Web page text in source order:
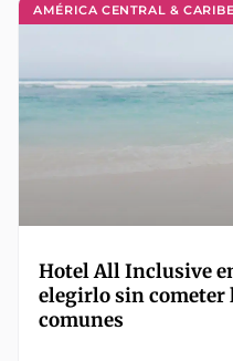
AMÉRICA CENTRAL & CARIBE
Hotel All Inclusive
elegirlo sin cometer
comunes